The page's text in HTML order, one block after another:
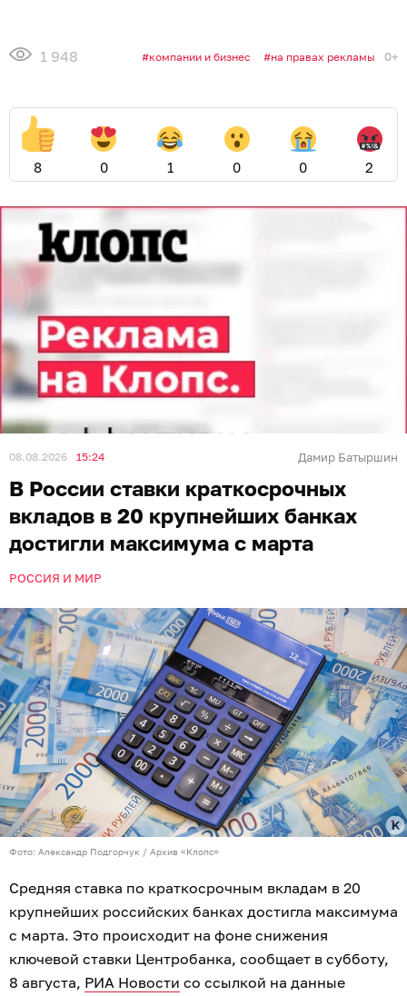
1 948 компании и бизнес на правах рекламы 0+
8 0 1 0 0 2
08.08.2026 15:24 Дамир Батыршин
В России ставки краткосрочных
вкладов в 20 крупнейших банках
достигли максимума с марта
РОССИЯ И МИР
Фото: Александр Подгорчук / Архив «Клопс»
Средняя ставка по краткосрочным вкладам в 20
крупнейших российских банках достигла максимума
с марта. Это происходит на фоне снижения
ключевой ставки Центробанка, сообщает в субботу,
8 августа, РИА Новости со ссылкой на данные